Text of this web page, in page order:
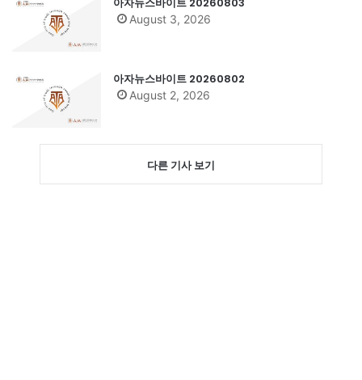
August 3, 2026
아자뉴스바이트 20260802
August 2, 2026
다른 기사 보기